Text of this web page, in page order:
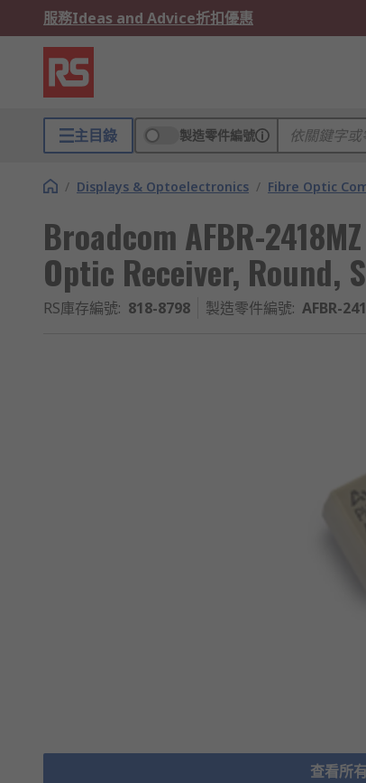
服務Ideas and Advice折扣優惠
主目錄 製造零件編號
/ Displays & Optoelectronics / Fibre Optic
Broadcom AFBR-
Optic Receiver, Round,
RS庫存編號: 818-8798 製造零件編號: AFBR-
查看所